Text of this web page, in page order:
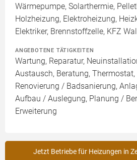
Wärmepumpe, Solarthermie,
Holzheizung, Elektroheizung,
Elektriker, Brennstoffzelle, KFZ
ANGEBOTENE TÄTIGKEITEN
Wartung, Reparatur,
Austausch, Beratung, Thermostat,
Renovierung / Badsanierung,
Aufbau / Auslegung, Planung /
Erweiterung
Jetzt Betriebe für Heizungen in